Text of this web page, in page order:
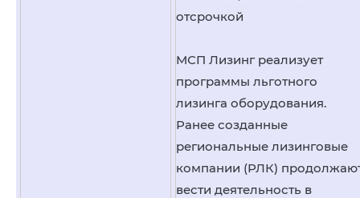
отсрочкой
МСП Лизинг реализует
программы льготного
лизинга оборудования.
Ранее созданные
региональные лизинговые
компании (РЛК)
вести деятельность в